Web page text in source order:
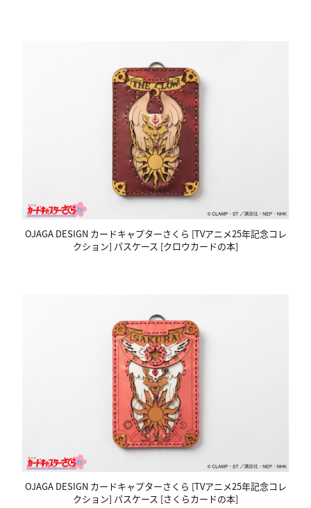
OJAGA DESIGN カードキャプターさくら [TVアニメ25年記念コレ
クション] パスケース [クロウカードの本]
OJAGA DESIGN カードキャプターさくら [TVアニメ25年記念コレ
クション] パスケース [さくらカードの本]